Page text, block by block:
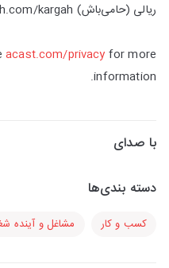
ریالی (حامی‌باش) https://hamibash.com/kargah
acast.com/privacy for more
information.
با صدای
دسته بندی‌ها
کسب و کار مشاغل و آینده